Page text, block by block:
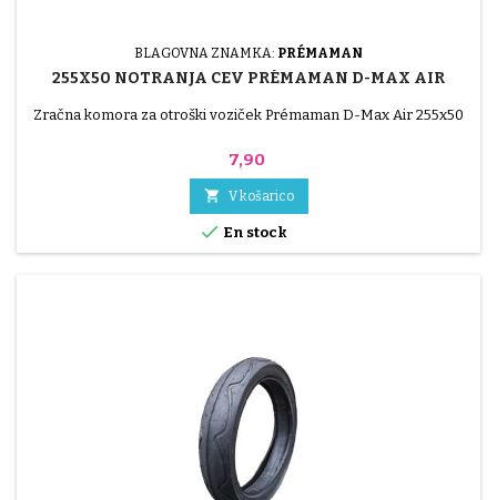
BLAGOVNA ZNAMKA: PRÉMAMAN
255X50 NOTRANJA CEV PRÉMAMAN D-MAX AIR
Zračna komora za otroški voziček Prémaman D-Max Air 255x50
Cena
7,90
 V košarico
 En stock